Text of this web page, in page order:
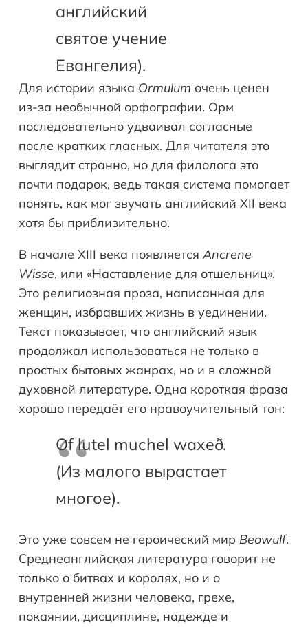
английский
святое учение
Евангелия).
Для истории языка Ormulum очень ценен
из-за необычной орфографии. Орм
последовательно удваивал согласные
после кратких гласных. Для читателя это
выглядит странно, но для филолога это
почти подарок, ведь такая система помогает
понять, как мог звучать английский XII века
хотя бы приблизительно.
В начале XIII века появляетсяAncrene
Wisse, или «Наставление для отшельниц».
Это религиозная проза, написанная для
женщин, избравших жизнь в уединении.
Текст показывает, что английский язык
продолжал использоваться не только в
простых бытовых жанрах, но и в сложной
духовной литературе. Одна короткая фраза
хорошо передаёт его нравоучительный тон:
Of lutel muchel waxeð.
(Из малого вырастает
многое).
Это уже совсем не героический мир Beowulf.
Среднеанглийская литература говорит не
только о битвах и королях, но и о
внутренней жизни человека, грехе,
покаянии, дисциплине, надежде и